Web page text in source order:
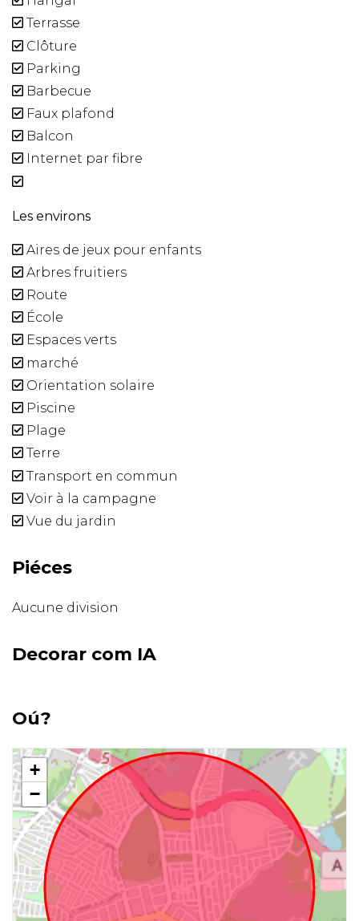
Terrasse
Clôture
Parking
Barbecue
Faux plafond
Balcon
Internet par fibre
Les environs
Aires de jeux pour enfants
Arbres fruitiers
Route
École
Espaces verts
marché
Orientation solaire
Piscine
Plage
Terre
Transport en commun
Voir à la campagne
Vue du jardin
Piéces
Aucune division
Decorar com IA
Oú?
+
−